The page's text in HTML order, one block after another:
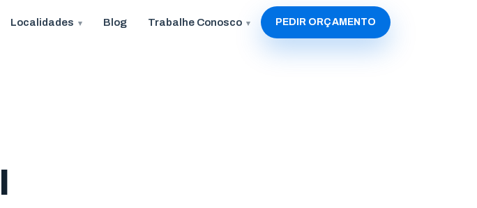
Localidades Blog Trabalhe Conosco PEDIR ORÇAMENTO